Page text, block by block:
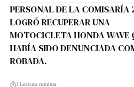
PERSONAL DE LA COMISARÍA
LOGRÓ RECUPERAR UNA
MOTOCICLETA HONDA WAVE
HABÍA SIDO DENUNCIADA
ROBADA.
1 Lectura mínima